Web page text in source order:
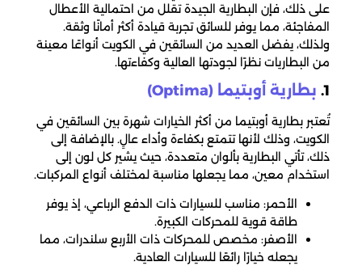
على ذلك، فإن البطارية الجيدة تقلل من احتمالية الأعطال
المفاجئة، مما يوفر للسائق تجربة قيادة أكثر أمانًا وثقة.
ولذلك، يفضل العديد من السائقين في الكويت أنواعًا معينة
من البطاريات نظرًا لجودتها العالية وكفاءتها.
1. بطارية أوبتيما (Optima)
تُعتبر بطارية أوبتيما من أكثر الخيارات شهرة بين السائقين في
الكويت، وذلك لأنها تتمتع بكفاءة وأداء عالٍ. بالإضافة إلى
ذلك، تأتي البطارية بألوان متعددة، حيث يشير كل لون إلى
استخدام معين، مما يجعلها مناسبة لمختلف أنواع المركبات.
الأحمر: مناسب للسيارات ذات الدفع الرباعي، إذ يوفر
طاقة قوية للمحركات الكبيرة.
الأصفر: مخصص للمحركات ذات الأربع سلندرات، مما
يجعله خيارًا رائعًا للسيارات العادية.